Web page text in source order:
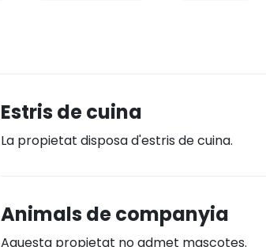
Estris de cuina
La propietat disposa d'estris de cuina.
Animals de companyia
Aquesta propietat no admet mascotes.